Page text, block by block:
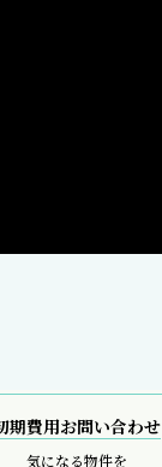
期費用お問い合わせ
気になる物件を